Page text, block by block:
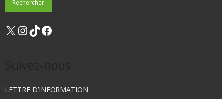
X Instagram
TikTok
LETTRE D’INFORMATION